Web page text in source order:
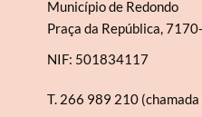
Município de Redondo
Praça da República,
NIF: 501834117
T. 266 989 210